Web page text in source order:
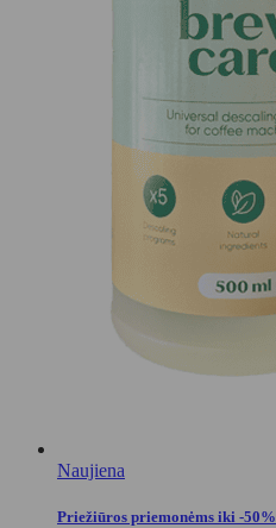
Naujiena
Priežiūros priemonėms iki -50%